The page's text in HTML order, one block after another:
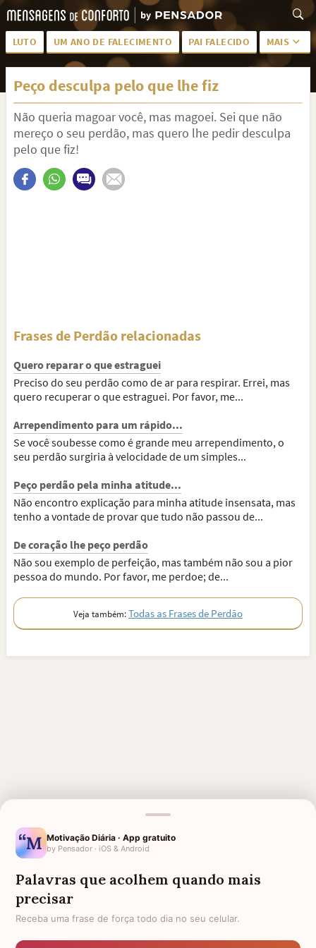
LUTO UM ANO DE FALECIMENTO PAI FALECIDO MAIS
LUTO PARA AMIGA PALAVRAS
SAUDADES DA MÃE
PÊSAMES PARA AMIGA DESCANSE EM PAZ
MEUS SENTIMENTOS
FRASES DE LUTO PARA AMIGO
Peço desculpa pelo que lhe fiz
Não queria magoar você, mas magoei. Sei que não
mereço o seu perdão, mas quero lhe pedir desculpa
pelo que fiz!
Frases de Perdão relacionadas
Quero reparar o que estraguei
Preciso do seu perdão como de ar para respirar. Errei, mas
quero recuperar o que estraguei. Por favor, me...
Arrependimento para um rápido...
Se você soubesse como é grande meu arrependimento, o
seu perdão surgiria à velocidade de um simples...
Peço perdão pela minha atitude...
Não encontro explicação para minha atitude insensata, mas
tenho a vontade de provar que tudo não passou de...
De coração lhe peço perdão
Não sou exemplo de perfeição, mas também não sou a pior
pessoa do mundo. Por favor, me perdoe; de...
Veja também:Todas as Frases de Perdão
Motivação Diária · App gratuito
by Pensador · iOS & Android
Palavras que acolhem quando mais
precisar
Receba uma frase de força todo dia no seu celular.